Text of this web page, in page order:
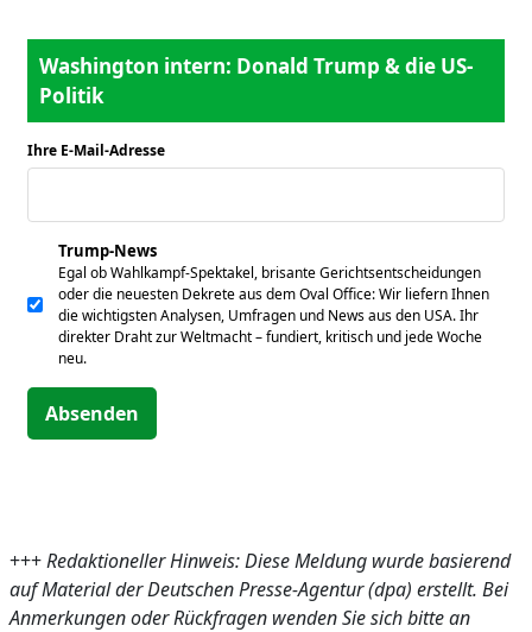
Washington intern: Donald Trump & die US-
Politik
Ihre E-Mail-Adresse
Trump-News
Egal ob Wahlkampf-Spektakel, brisante Gerichtsentscheidungen
oder die neuesten Dekrete aus dem Oval Office: Wir liefern Ihnen
die wichtigsten Analysen, Umfragen und News aus den USA. Ihr
direkter Draht zur Weltmacht – fundiert, kritisch und jede Woche
neu.
Absenden
+++Redaktioneller Hinweis: Diese Meldung wurde basierend
auf Material der Deutschen Presse-Agentur (dpa) erstellt. Bei
Anmerkungen oder Rückfragen wenden Sie sich bitte an